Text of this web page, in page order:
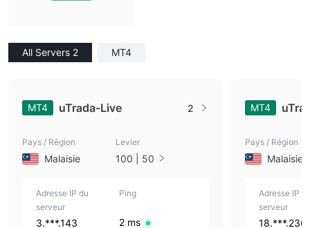
All Servers 2 MT4
MT4 uTrada-Live 2
Pays / Région
Malaisie
Levier
100 | 50
Adresse IP du
serveur
3.***.143
Ping
2 ms
MT4
Pays / Région
Malaisie
Adresse IP
serveur
18.***.236